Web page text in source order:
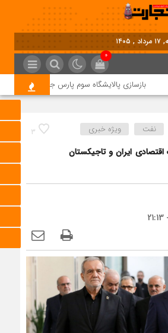
0
بازسازی پالایشگاه سوم پارس جنوبی کلید خورد
3 نفت ویژه خبری
ایران و تاجیکستان